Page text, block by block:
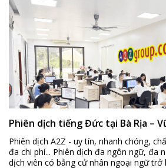
Phiên dịch tiếng Đức tại Bà Rịa –
Phiên dịch A2Z - uy tín, nhanh chóng,
đa chi phí... Phiên dịch đa ngôn ngữ, đa
dịch viên có bằng cử nhân ngoại ngữ trở